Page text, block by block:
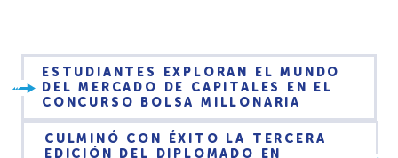
ESTUDIANTES EXPLORAN EL MUNDO
DEL MERCADO DE CAPITALES EN EL
CONCURSO BOLSA MILLONARIA
CULMINÓ CON ÉXITO LA TERCERA
EDICIÓN DEL DIPLOMADO EN